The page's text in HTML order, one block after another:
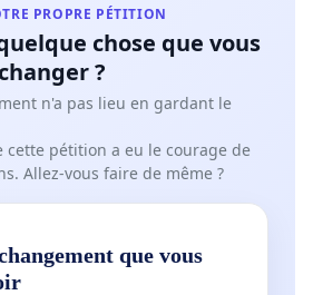
PROPRE PÉTITION
chose que vous
?
n'a pas lieu en gardant le
cette pétition a eu le courage de
Allez-vous faire de même ?
que vous